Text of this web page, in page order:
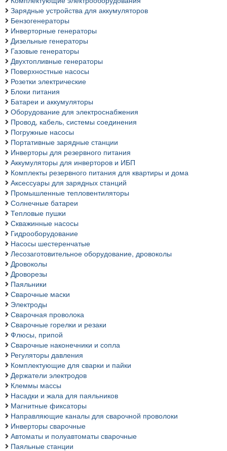
Зарядные устройства для аккумуляторов
Бензогенераторы
Инверторные генераторы
Дизельные генераторы
Газовые генераторы
Двухтопливные генераторы
Поверхностные насосы
Розетки электрические
Блоки питания
Батареи и аккумуляторы
Оборудование для электроснабжения
Провод, кабель, системы соединения
Погружные насосы
Портативные зарядные станции
Инверторы для резервного питания
Аккумуляторы для инверторов и ИБП
Комплекты резервного питания для квартиры и дома
Аксессуары для зарядных станций
Промышленные тепловентиляторы
Солнечные батареи
Тепловые пушки
Скважинные насосы
Гидрооборудование
Насосы шестеренчатые
Лесозаготовительное оборудование, дровоколы
Дровоколы
Дроворезы
Паяльники
Сварочные маски
Электроды
Сварочная проволока
Сварочные горелки и резаки
Флюсы, припой
Сварочные наконечники и сопла
Регуляторы давления
Комплектующие для сварки и пайки
Держатели электродов
Клеммы массы
Насадки и жала для паяльников
Магнитные фиксаторы
Направляющие каналы для сварочной проволоки
Инверторы сварочные
Автоматы и полуавтоматы сварочные
Паяльные станции